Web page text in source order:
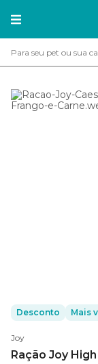
Desconto Mais
Joy
Ração Joy